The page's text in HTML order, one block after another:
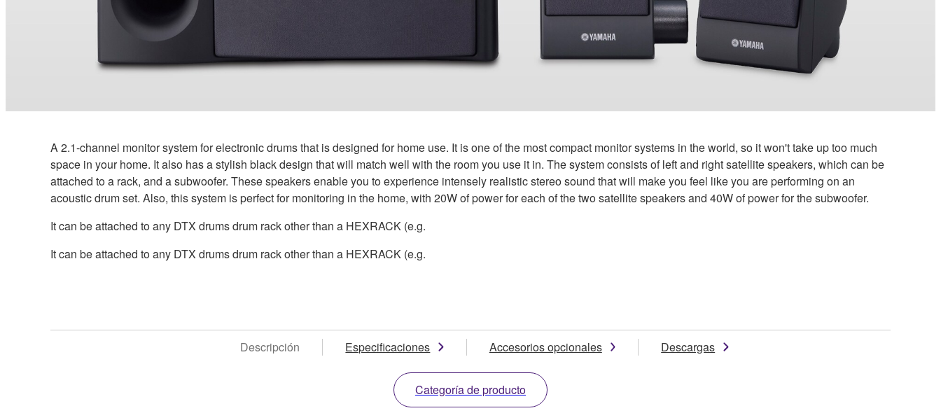
A 2.1-channel monitor system for electronic drums that is designed for home use. It is one of the most compact monitor systems in the world, so it won't take up too much
space in your home. It also has a stylish black design that will match well with the room you use it in. The system consists of left and right satellite speakers, which can be
attached to a rack, and a subwoofer. These speakers enable you to experience intensely realistic stereo sound that will make you feel like you are performing on an
acoustic drum set. Also, this system is perfect for monitoring in the home, with 20W of power for each of the two satellite speakers and 40W of power for the subwoofer.
It can be attached to any DTX drums drum rack other than a HEXRACK (e.g.
It can be attached to any DTX drums drum rack other than a HEXRACK (e.g.
Descripción Especificaciones Accesorios opcionales Descargas
Categoría de producto